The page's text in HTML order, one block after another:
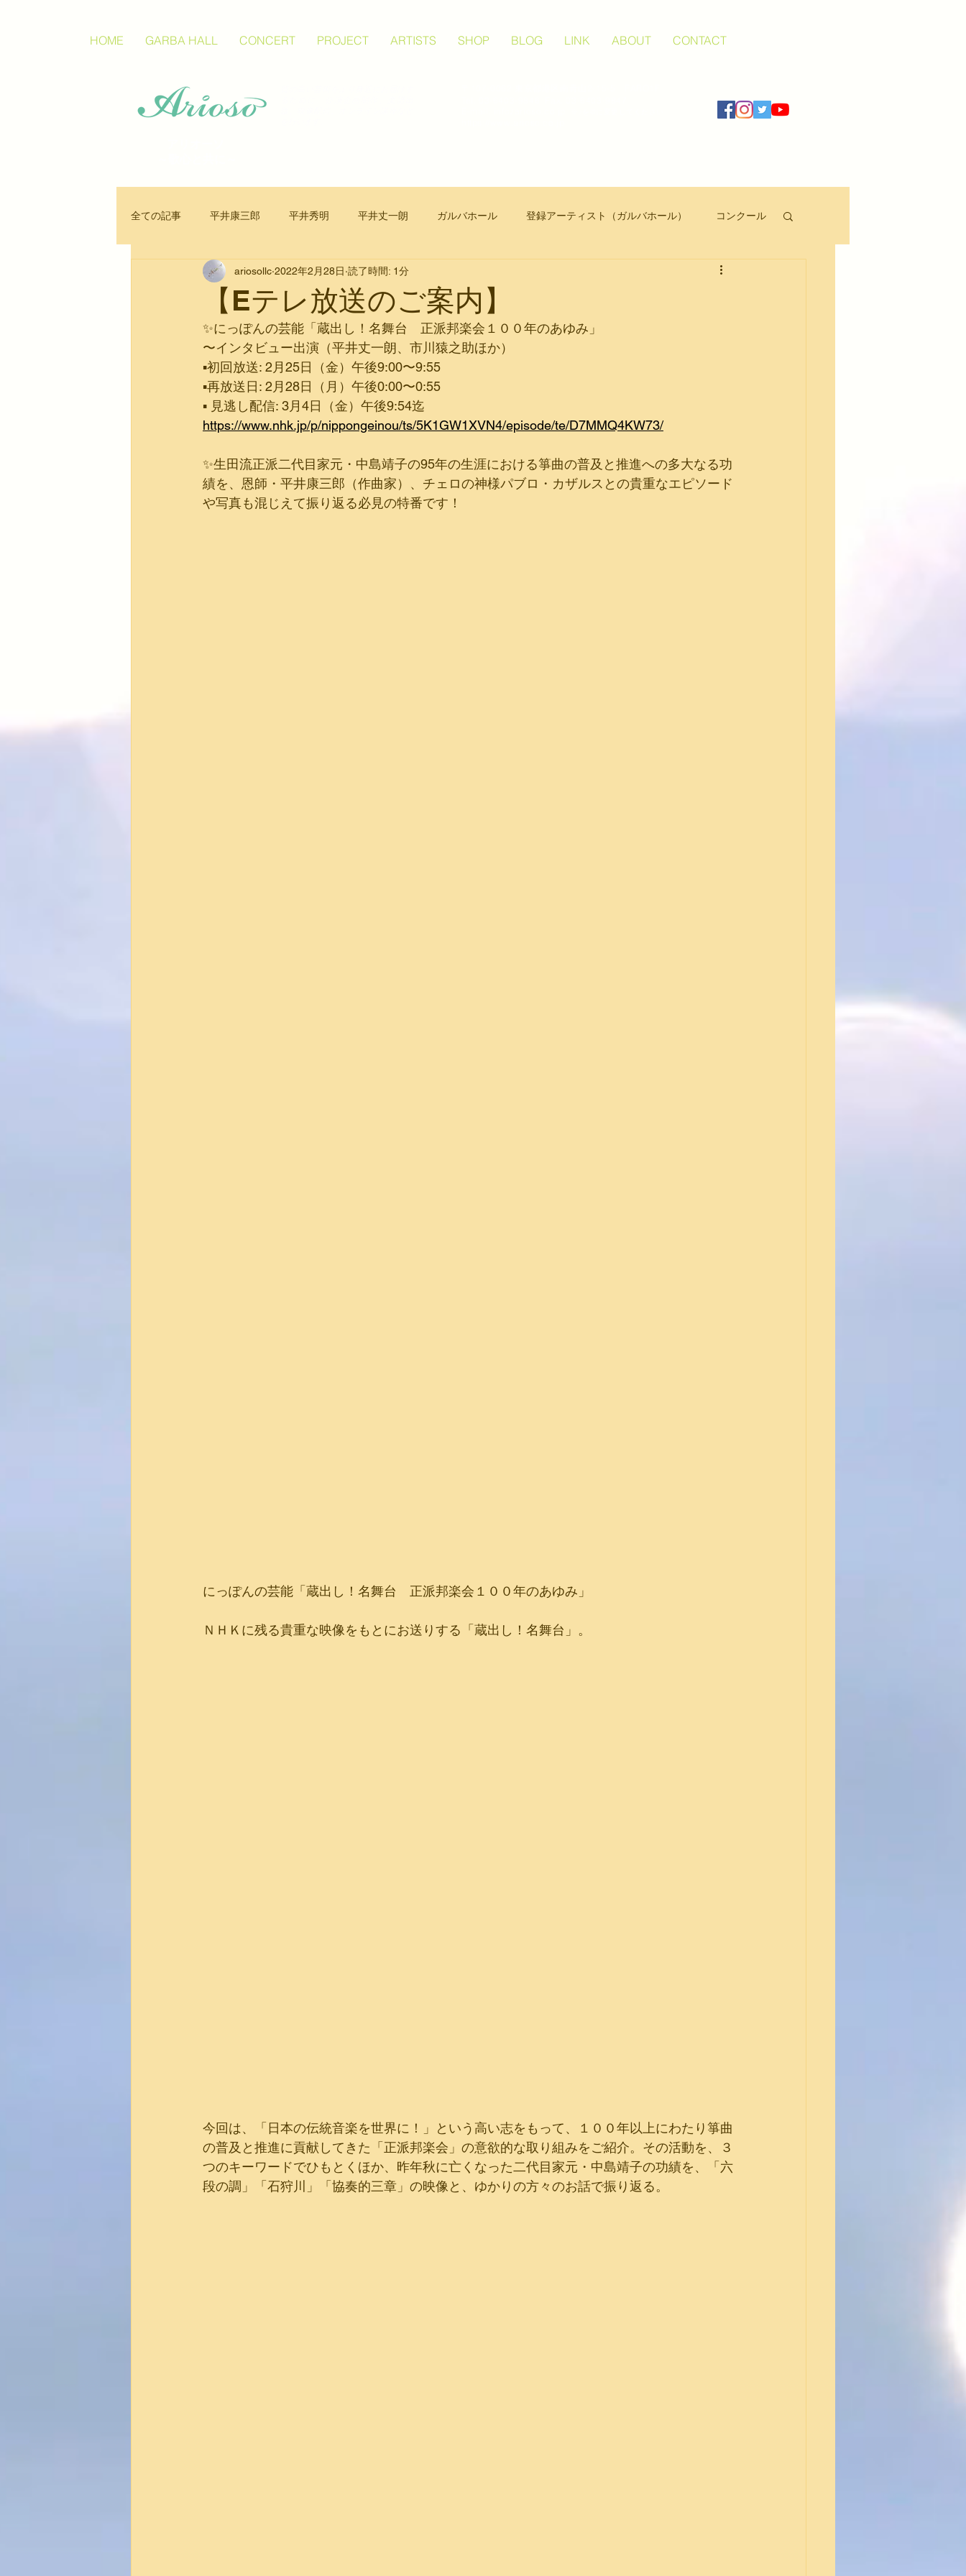
HOME GARBA HALL CONCERT PROJECT ARTISTS SHOP BLOG LINK ABOUT CONTACT
全ての記事 平井康三郎 平井秀明 平井丈一朗 ガルバホール 登録アーティスト（ガルバホール） コンクール
オペラ 楽譜 器楽 合唱
【Eテレ放送のご案内】
ariosollc 2022年2月28日 読了時間: 1分
✨にっぽんの芸能「蔵出し！名舞台　正派邦楽会１００年のあゆみ」
〜インタビュー出演（平井丈一朗、市川猿之助ほか）
▪️初回放送: 2月25日（金）午後9:00〜9:55
▪️再放送日: 2月28日（月）午後0:00〜0:55
▪️ 見逃し配信: 3月4日（金）午後9:54迄
https://www.nhk.jp/p/nippongeinou/ts/5K1GW1XVN4/episode/te/D7MMQ4KW73/
✨生田流正派二代目家元・中島靖子の95年の生涯における箏曲の普及と推進への多大なる功
績を、恩師・平井康三郎（作曲家）、チェロの神様パブロ・カザルスとの貴重なエピソード
や写真も混じえて振り返る必見の特番です！
にっぽんの芸能「蔵出し！名舞台　正派邦楽会１００年のあゆみ」
ＮＨＫに残る貴重な映像をもとにお送りする「蔵出し！名舞台」。
今回は、「日本の伝統音楽を世界に！」という高い志をもって、１００年以上にわたり箏曲
の普及と推進に貢献してきた「正派邦楽会」の意欲的な取り組みをご紹介。その活動を、３
つのキーワードでひもとくほか、昨年秋に亡くなった二代目家元・中島靖子の功績を、「六
段の調」「石狩川」「協奏的三章」の映像と、ゆかりの方々のお話で振り返る。